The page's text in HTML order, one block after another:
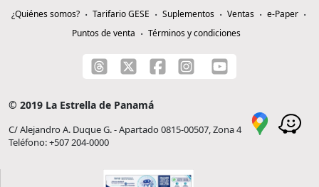
¿Quiénes somos? Tarifario GESE Suplementos Ventas
e-Paper
Puntos de venta
Términos y condiciones
© 2019 La Estrella de Panamá
C/ Alejandro A. Duque G. - Apartado 0815-00507, Zona 4
Teléfono: +507 204-0000